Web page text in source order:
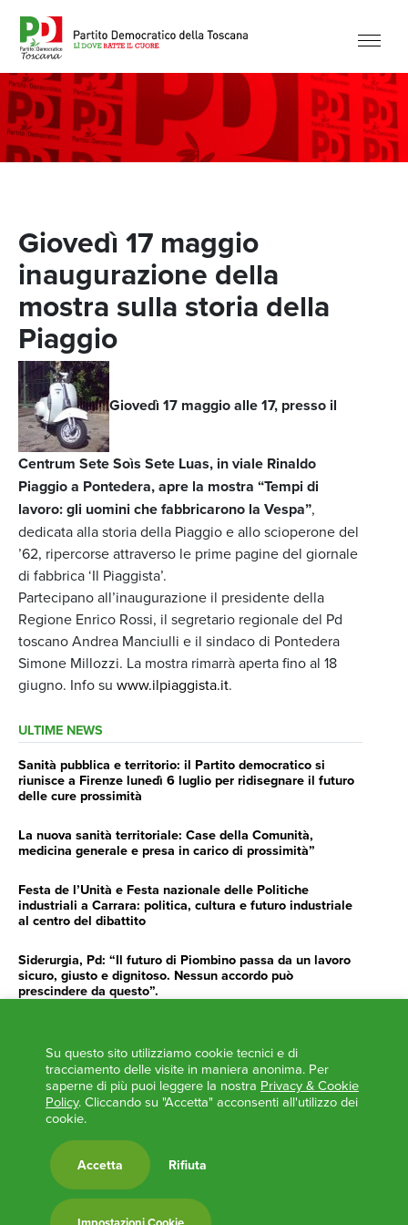
Giovedì 17 maggio
inaugurazione della
mostra sulla storia della
Piaggio
Giovedì 17 maggio alle 17, presso il
Centrum Sete Soìs Sete Luas, in viale Rinaldo
Piaggio a Pontedera, apre la mostra “Tempi di
lavoro: gli uomini che fabbricarono la Vespa”,
dedicata alla storia della Piaggio e allo scioperone del
’62, ripercorse attraverso le prime pagine del giornale
di fabbrica ‘Il Piaggista’.
Partecipano all’inaugurazione il presidente della
Regione Enrico Rossi, il segretario regionale del Pd
toscano Andrea Manciulli e il sindaco di Pontedera
Simone Millozzi. La mostra rimarrà aperta fino al 18
giugno. Info su www.ilpiaggista.it.
ULTIME NEWS
Sanità pubblica e territorio: il Partito democratico si
riunisce a Firenze lunedì 6 luglio per ridisegnare il futuro
delle cure prossimità
La nuova sanità territoriale: Case della Comunità,
medicina generale e presa in carico di prossimità”
Festa de l’Unità e Festa nazionale delle Politiche
industriali a Carrara: politica, cultura e futuro industriale
al centro del dibattito
Siderurgia, Pd: “Il futuro di Piombino passa da un lavoro
sicuro, giusto e dignitoso. Nessun accordo può
prescindere da questo”.
impegno e determinazione delle istituzioni”
AGENDA
‘ANCORA UNA VOLTA LA TOSCANA TRACCIA LA
L’ITALIA BOCCIATA DALL’UE
Feste Unità in Toscana 2024
Zone Logistiche Semplificate – Un’occasione da cogliere
Su questo sito utilizziamo cookie tecnici e di
tracciamento delle visite in maniera anonima. Per
saperne di più puoi leggere la nostra Privacy & Cookie
Policy. Cliccando su "Accetta" acconsenti all'utilizzo dei
cookie.
Accetta Rifiuta